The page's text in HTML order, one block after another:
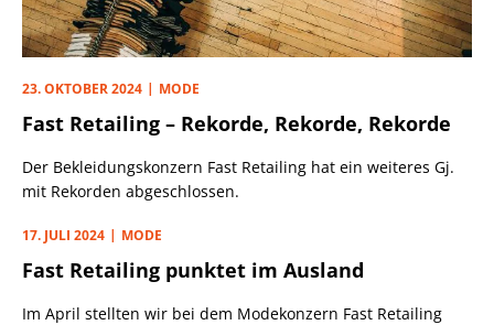
23. OKTOBER 2024 MODE
Fast Retailing – Rekorde, Rekorde, Rekorde
Der Bekleidungskonzern Fast Retailing hat ein weiteres Gj.
mit Rekorden abgeschlossen.
17. JULI 2024 MODE
Fast Retailing punktet im Ausland
Im April stellten wir bei dem Modekonzern Fast Retailing